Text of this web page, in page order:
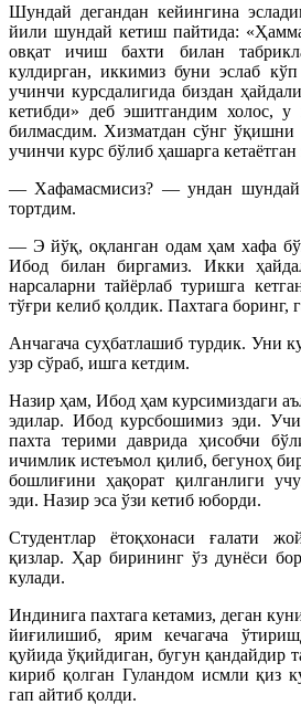
Шундай дегандан кейингина
йили шундай кетиш пайтида:
овқат ичиш бахти билан
кулдирган, иккимиз буни эслаб
учинчи курсдалигида биздан
кетибди» деб эшитгандим холос, у
билмасдим. Хизматдан сўнг ўқишни
учинчи курс бўлиб ҳашарга
— Хафамасмисиз? — ундан шундай
тортдим.
— Э йўқ, оқланган одам ҳам хафа
Ибод билан биргамиз. Икки
нарсаларни тайёрлаб туришга
тўғри келиб қолдик. Пахтага боринг,
Анчагача суҳбатлашиб турдик. Уни
узр сўраб, ишга кетдим.
Назир ҳам, Ибод ҳам курсимиздаги
эдилар. Ибод курсбошимиз эди.
пахта терими даврида ҳисобчи
ичимлик истеъмол қилиб, бегуноҳ
бошлиғини ҳақорат қилганлиги
эди. Назир эса ўзи кетиб юборди.
Студентлар ётоқхонаси ғалати
қизлар. Ҳар бирининг ўз дунёси
кулади.
Индинига пахтага кетамиз, деган
йиғилишиб, ярим кечагача
қуйида ўқийдиган, бугун қандайдир
кириб қолган Гуландом исмли қиз
гап айтиб қолди.